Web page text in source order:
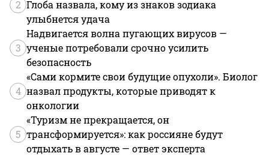
2 Глоба назвала, кому из знаков зодиака
улыбнется удача
3
Надвигается волна пугающих вирусов —
ученые потребовали срочно усилить
безопасность
4
«Сами кормите свои будущие опухоли». Биолог
назвал продукты, которые приводят к
онкологии
5
«Туризм не прекращается, он
трансформируется»: как россияне будут
отдыхать в августе — ответ эксперта